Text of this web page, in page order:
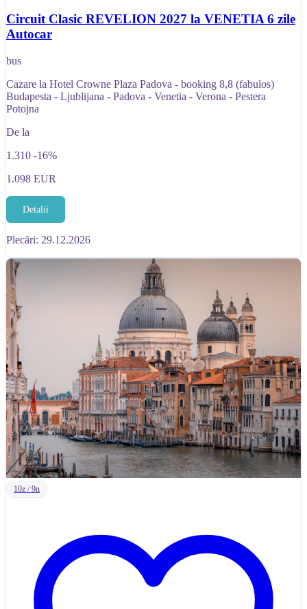
Circuit Clasic REVELION 2027 la VENETIA 6 zile
Autocar
bus
Cazare la Hotel Crowne Plaza Padova - booking 8,8 (fabulos)
Budapesta - Ljublijana - Padova - Venetia - Verona - Pestera
Potojna
De la
1.310 -16%
1.098 EUR
Detalii
Plecări: 29.12.2026
10z / 9n